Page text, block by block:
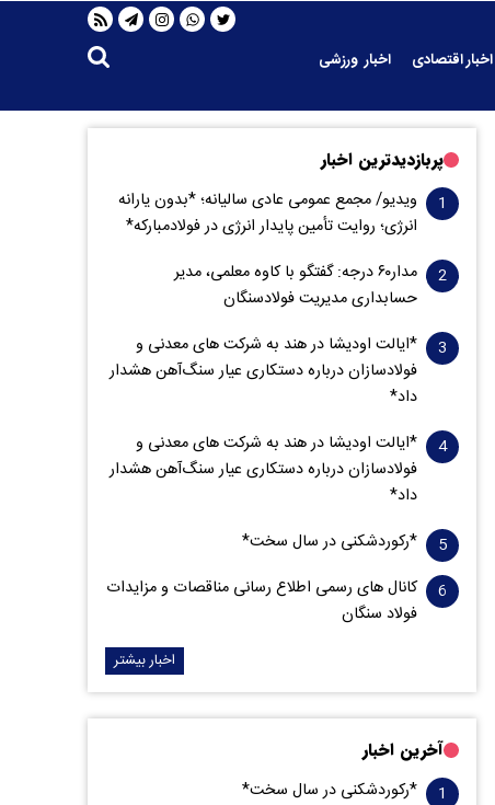
اخبار اقتصادی
اخبار ورزشی
پربازدیدترین اخبار
ویدیو/ مجمع عمومی عادی سالیانه؛ *بدون یارانه
انرژی؛ روایت تأمین پایدار انرژی در فولادمبارکه*
مدار‌۶٠ درجه: گفتگو با کاوه معلمی، مدیر
حسابداری مدیریت فولادسنگان
*ایالت اودیشا در هند به شرکت های معدنی و
فولادسازان درباره دستکاری عیار سنگ‌آهن هشدار
داد*
*ایالت اودیشا در هند به شرکت های معدنی و
فولادسازان درباره دستکاری عیار سنگ‌آهن هشدار
داد*
*رکوردشکنی در سال سخت*
کانال های رسمی اطلاع رسانی مناقصات و مزایدات
فولاد سنگان
اخبار بیشتر
آخرین اخبار
*رکوردشکنی در سال سخت*